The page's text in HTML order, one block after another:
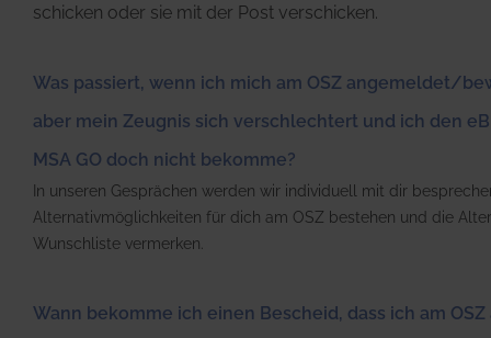
schicken oder sie mit der Post verschicken.
Was passiert, wenn ich mich am OSZ angemeldet/
aber mein Zeugnis sich verschlechtert und ich den
MSA GO doch nicht bekomme?
In unseren Gesprächen werden wir individuell mit dir
Alternativmöglichkeiten für dich am OSZ bestehen und die
Wunschliste vermerken.
Wann bekomme ich einen Bescheid, dass ich am